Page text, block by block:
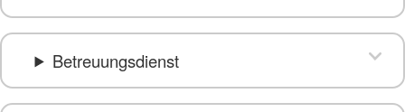
Betreuungsdienst